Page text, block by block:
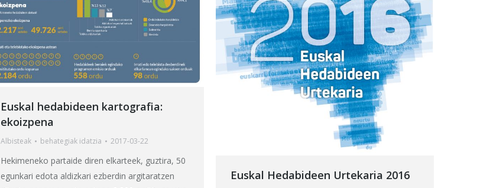
Euskal hedabideen kartografia:
ekoizpena
Albisteak behategiak idatzia 2017-03-22
Hekimeneko partaide diren elkarteek, guztira, 50
egunkari edota aldizkari ezberdin argitaratzen
Euskal Hedabideen Urtekaria 2016